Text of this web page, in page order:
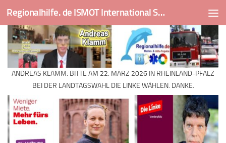
Skip to content Regionalhilfe. de ISMOT International Social And Medical Outreach Team
ANDREAS KLAMM: BITTE AM 22. MÄRZ 2026 IN RHEINLAND-PFALZ
BEI DER LANDTAGSWAHL DIE LINKE WÄHLEN. DANKE.